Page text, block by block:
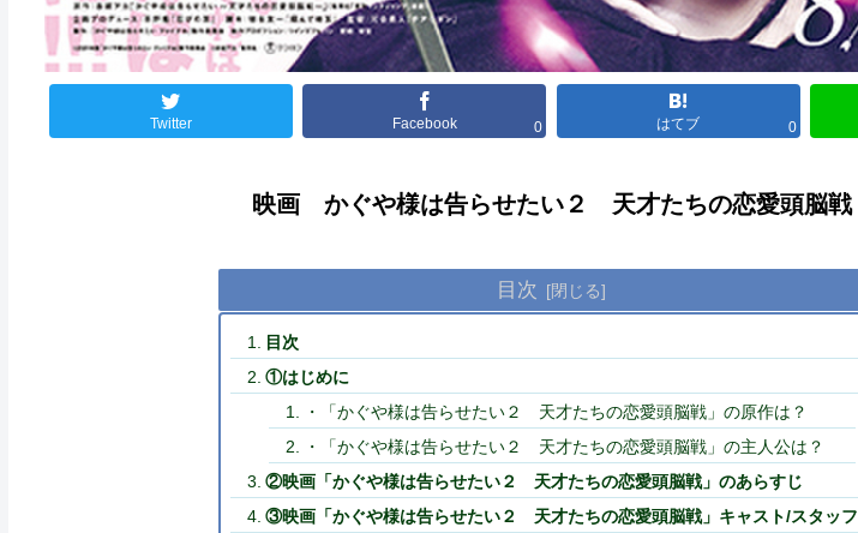
Twitter Facebook 0 はてブ 0
映画 かぐや様は告らせたい２ 天才たちの恋愛頭脳戦
目次
目次
①はじめに
・「かぐや様は告らせたい２ 天才たちの恋愛頭脳戦」の原作は？
・「かぐや様は告らせたい２ 天才たちの恋愛頭脳戦」の主人公は？
②映画「かぐや様は告らせたい２ 天才たちの恋愛頭脳戦」のあらすじ
③映画「かぐや様は告らせたい２ 天才たちの恋愛頭脳戦」キャスト/スタッフ